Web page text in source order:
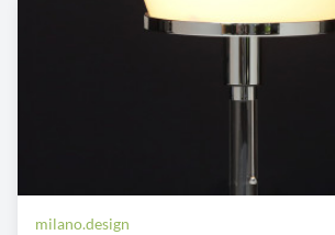
milano.design